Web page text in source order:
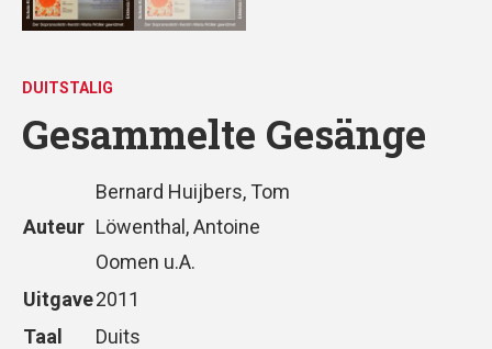
DUITSTALIG
Gesammelte Gesänge
Auteur
Bernard Huijbers, Tom
Löwenthal, Antoine
Oomen u.A.
Uitgave2011
Taal
Duits